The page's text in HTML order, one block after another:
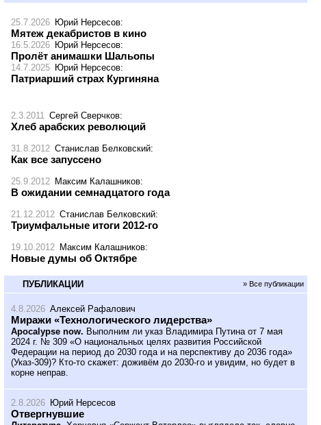
25.7.2026 Юрий Нерсесов:
Мятеж декабристов в кино
16.5.2026 Юрий Нерсесов:
Пролёт анимашки Шальопы
14.7.2025 Юрий Нерсесов:
Патриарший страх Кургиняна
2.3.2011 Сергей Сверчков:
Хлеб арабских революций
31.8.2012 Станислав Белковский:
Как все запуссено
25.9.2012 Максим Калашников:
В ожидании семнадцатого года
21.12.2012 Станислав Белковский:
Триумфальные итоги 2012-го
19.10.2012 Максим Калашников:
Новые думы об Октябре
ПУБЛИКАЦИИ » Все публикации
4.8.2026 Алексей Рафалович
Миражи «Технологического лидерства»
Apocalypse now. Выполним ли указ Владимира Путина от 7 мая
2024 г. № 309 «О национальных целях развития Российской
Федерации на период до 2030 года и на перспективу до 2036 года»
(Указ-309)? Кто-то скажет: доживём до 2030-го и увидим, но будет в
корне неправ.
2.8.2026 Юрий Нерсесов
Отвергнувшие